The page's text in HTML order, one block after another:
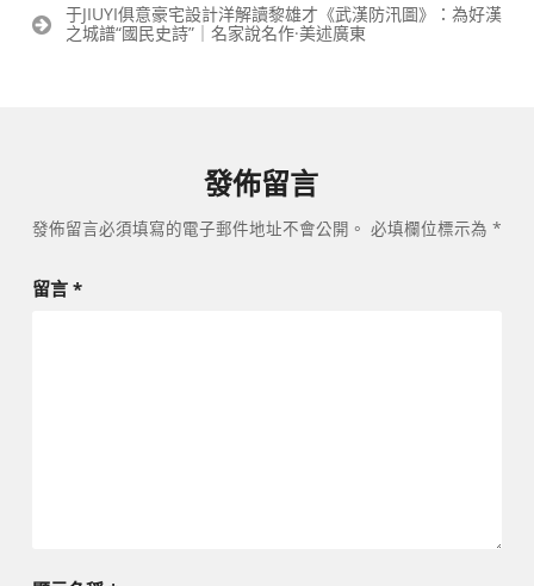
覽
于JIUYI俱意豪宅設計洋解讀黎雄才《武漢防汛圖》：為好漢
之城譜“國民史詩”｜名家說名作·美述廣東
發佈留言
發佈留言必須填寫的電子郵件地址不會公開。 必填欄位標示為 *
留言 *